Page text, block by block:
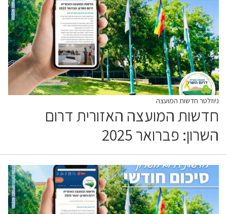
ניוזלטר חדשות המועצה
חדשות המועצה האזורית דרום
השרון: פברואר 2025